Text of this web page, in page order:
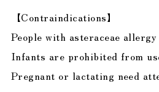
【Contraindications】
People with asteraceae allergy
Infants are prohibited from
Pregnant or lactating need